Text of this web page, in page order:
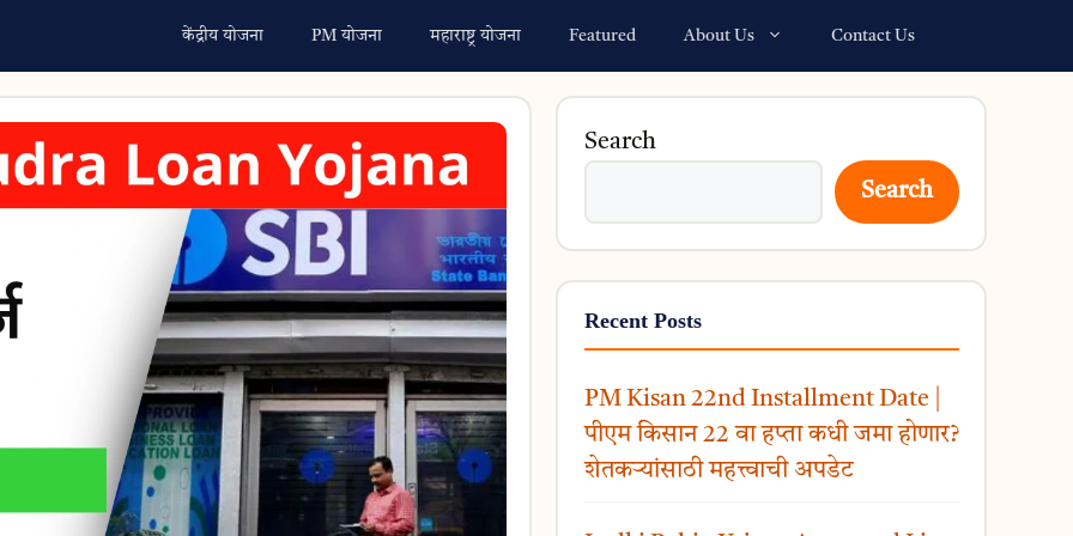
केंद्रीय योजना PM योजना महाराष्ट्र योजना Featured About Us Contact Us
Search
Search
Recent Posts
PM Kisan 22nd Installment Date |
पीएम किसान 22 वा हप्ता कधी जमा होणार?
शेतकऱ्यांसाठी महत्त्वाची अपडेट